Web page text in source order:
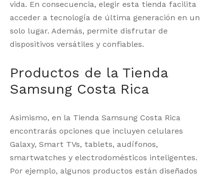
vida. En consecuencia, elegir esta tienda facilita
acceder a tecnología de última generación en un
solo lugar. Además, permite disfrutar de
dispositivos versátiles y confiables.
Productos de la Tienda
Samsung Costa Rica
Asimismo, en la Tienda Samsung Costa Rica
encontrarás opciones que incluyen celulares
Galaxy, Smart TVs, tablets, audífonos,
smartwatches y electrodomésticos inteligentes.
Por ejemplo, algunos productos están diseñados